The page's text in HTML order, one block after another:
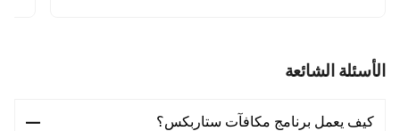
الأسئلة الشائعة
كيف يعمل برنامج مكافآت ستاربكس؟